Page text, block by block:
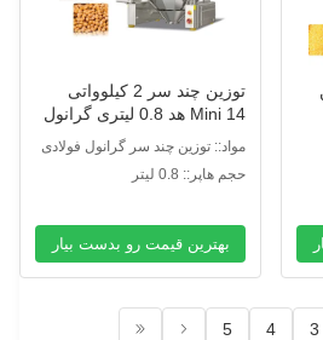
توزین چند سر 2 کیلوواتی
Mini 14 هد 0.8 لیتری گرانول
برای برنج
مواد:: توزین چند سر گرانول فولادی
SUS304
حجم هاپر:: 0.8 لیتر
بهترین قیمت رو بدست بیار
4
5